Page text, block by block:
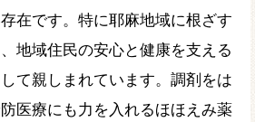
在です。特に耶麻地域に根ざす
地域住民の安心と健康を支える
て親しまれています。調剤をは
医療にも力を入れるほほえみ薬